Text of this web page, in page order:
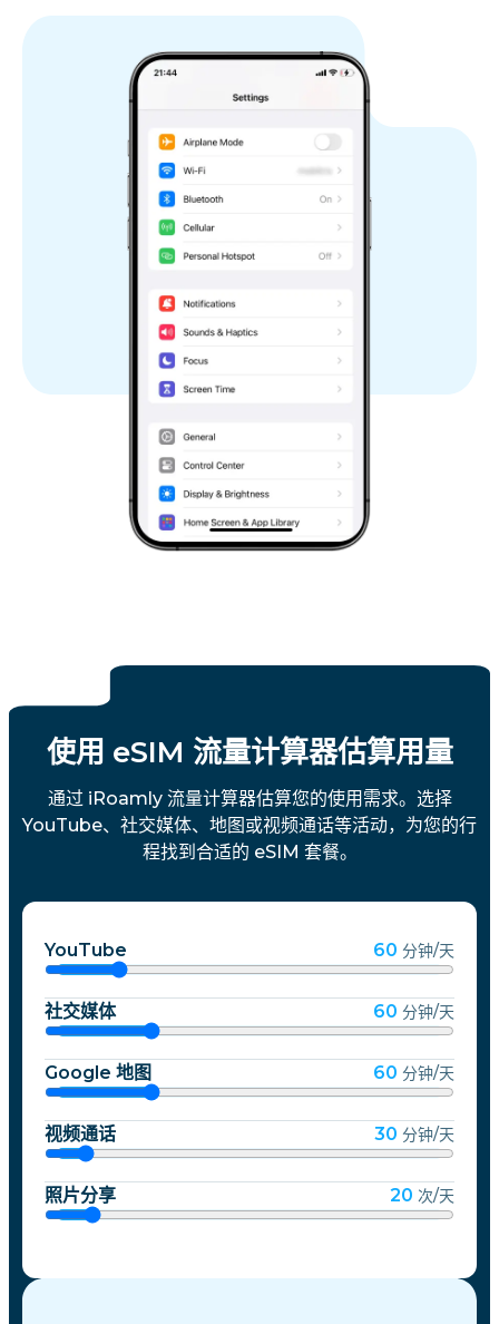
使用 eSIM 流量计算器估算用量
通过 iRoamly 流量计算器估算您的使用需求。选择
YouTube、社交媒体、地图或视频通话等活动，为您的行
程找到合适的 eSIM 套餐。
YouTube 60 分钟/天
社交媒体 60 分钟/天
Google 地图 60 分钟/天
视频通话 30 分钟/天
照片分享 20 次/天